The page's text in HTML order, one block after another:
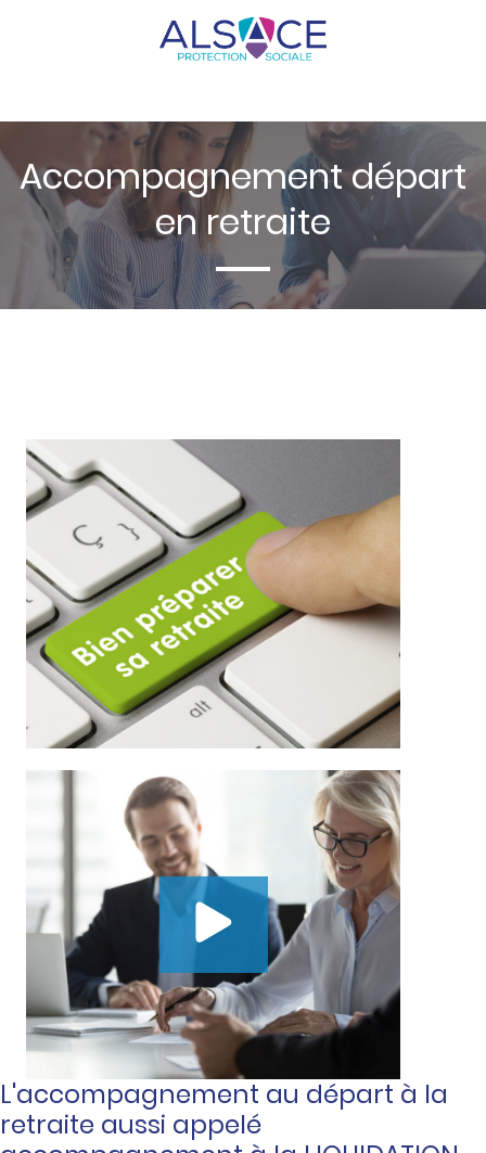
Accompagnement départ
en retraite
L'accompagnement au départ à la
retraite aussi appelé